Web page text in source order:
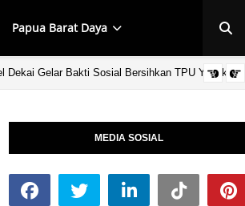
Papua Barat Daya
Dekai Gelar Bakti Sosial Bersihkan TPU Yahukimo
MEDIA SOSIAL